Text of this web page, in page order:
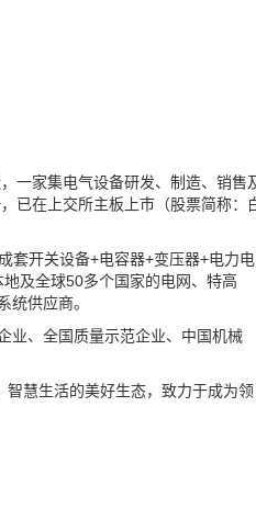
一家集电气设备研发、制造、销售
已在上交所主板上市（股票简称：
套开关设备+电容器+变压器+电力电
及全球50多个国家的电网、特高
统供应商。
业、全国质量示范企业、中国机械
智慧生活的美好生态，致力于成为领